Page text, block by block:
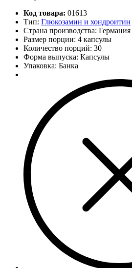
Код товара: 01613
Тип: Глюкозамин и хондроитин
Страна производства: Германия
Размер порции: 4 капсулы
Количество порций: 30
Форма выпуска: Капсулы
Упаковка: Банка